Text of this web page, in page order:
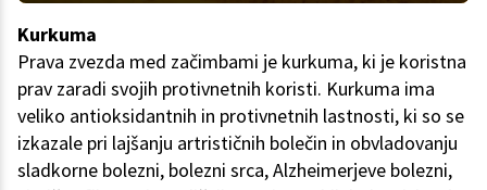
Kurkuma
Prava zvezda med začimbami je kurkuma, ki je koristna
prav zaradi svojih protivnetnih koristi. Kurkuma ima
veliko antioksidantnih in protivnetnih lastnosti, ki so se
izkazale pri lajšanju artrističnih bolečin in obvladovanju
sladkorne bolezni, bolezni srca, Alzheimerjeve bolezni,